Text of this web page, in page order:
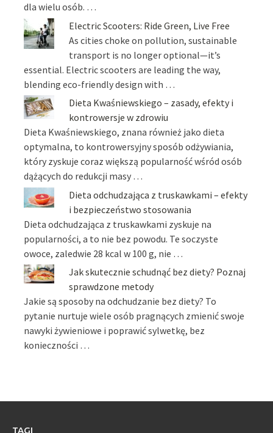
dla wielu osób. …
Electric Scooters: Ride Green, Live Free
As cities choke on pollution, sustainable
transport is no longer optional—it’s
essential. Electric scooters are leading the way,
blending eco-friendly design with …
Dieta Kwaśniewskiego – zasady, efekty i
kontrowersje w zdrowiu
Dieta Kwaśniewskiego, znana również jako dieta
optymalna, to kontrowersyjny sposób odżywiania,
który zyskuje coraz większą popularność wśród osób
dążących do redukcji masy …
Dieta odchudzająca z truskawkami – efekty
i bezpieczeństwo stosowania
Dieta odchudzająca z truskawkami zyskuje na
popularności, a to nie bez powodu. Te soczyste
owoce, zaledwie 28 kcal w 100 g, nie …
Jak skutecznie schudnąć bez diety? Poznaj
sprawdzone metody
Jakie są sposoby na odchudzanie bez diety? To
pytanie nurtuje wiele osób pragnących zmienić swoje
nawyki żywieniowe i poprawić sylwetkę, bez
konieczności …
TAGI